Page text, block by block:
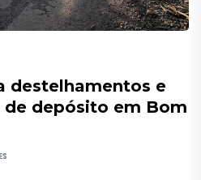
destelhamentos e
depósito em Bom